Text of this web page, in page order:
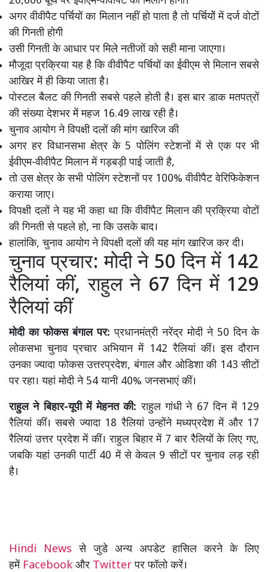
अगर वीवीपैट पर्चियों का मिलान नहीं हो पाता है तो पर्चियोें में दर्ज वोटों
की गिनती होगी
उसी गिनती के आधार पर मिले नतीजों को सही माना जाएगा।
मौजूदा प्रक्रिया यह है कि वीवीपैट पर्चियों का ईवीएम से मिलान सबसे
आखिर में ही किया जाता है।
पोस्टल बैलट की गिनती सबसे पहले होती है। इस बार डाक मतपत्रों
की संख्या देशभर में महज 16.49 लाख रही है।
चुनाव आयोग ने विपक्षी दलों की मांग खारिज की
अगर हर विधानसभा क्षेत्र के 5 पोलिंग स्टेशनों में से एक पर भी
ईवीएम-वीवीपैट मिलान में गड़बड़ी पाई जाती है,
तो उस क्षेत्र के सभी पोलिंग स्टेशनों पर 100% वीवीपैट वेरिफिकेशन
कराया जाए।
विपक्षी दलों ने यह भी कहा था कि वीवीपैट मिलान की प्रक्रिया वोटों
की गिनती से पहले हो, ना कि उसके बाद।
हालांकि, चुनाव आयोग ने विपक्षी दलों की यह मांग खारिज कर दी।
चुनाव प्रचार: मोदी ने 50 दिन में 142
रैलियां कीं, राहुल ने 67 दिन में 129
रैलियां कीं
मोदी का फोकस बंगाल पर: प्रधानमंत्री नरेंद्र मोदी ने 50 दिन के
लोकसभा चुनाव प्रचार अभियान में 142 रैलियां कीं। इस दौरान
उनका ज्यादा फोकस उत्तरप्रदेश, बंगाल और ओडिशा की 143 सीटों
पर रहा। यहां मोदी ने 54 यानी 40% जनसभाएं कीं।
राहुल ने बिहार-यूपी में मेहनत की: राहुल गांधी ने 67 दिन में 129
रैलियां कीं। सबसे ज्यादा 18 रैलियां उन्होंने मध्यप्रदेश में और 17
रैलियां उत्तर प्रदेश में कीं। राहुल बिहार में 7 बार रैलियों के लिए गए,
जबकि यहां उनकी पार्टी 40 में से केवल 9 सीटों पर चुनाव लड़ रही
है।
Hindi Newsसे जुडे अन्य अपडेट हासिल करने के लिए
हमें Facebook और Twitterपर फॉलो करें।